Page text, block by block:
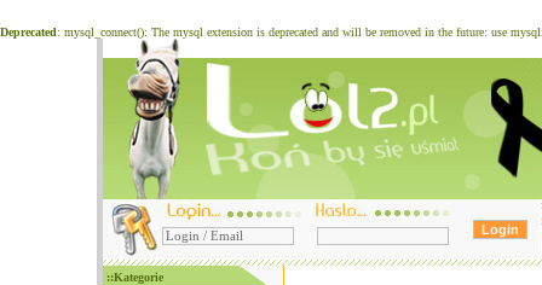
Deprecated: mysql_connect(): The mysql extension is deprecated and will be removed in the future: use
::Kategorie